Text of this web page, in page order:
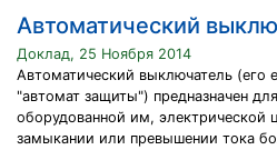
Автоматический
Доклад, 25 Ноября 2014
Автоматический выключатель (его
"автомат защиты") предназначен
оборудованной им, электрической
замыкании или превышении тока